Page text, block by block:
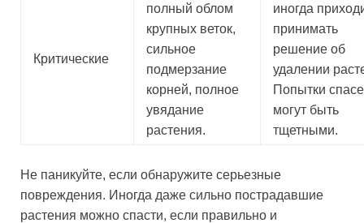
Критические
полный облом
крупных веток,
сильное
подмерзание
корней, полное
увядание
растения.
иногда
принимать
решение об
удалении
Попытки
могут быть
тщетными.
Не паникуйте, если обнаружите серьезные
повреждения. Иногда даже сильно пострадавшие
растения можно спасти, если правильно и